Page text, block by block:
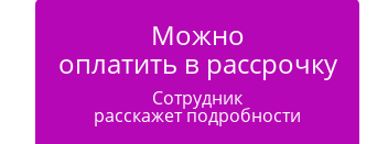
Можно
оплатить в рассрочку
Сотрудник
расскажет подробности